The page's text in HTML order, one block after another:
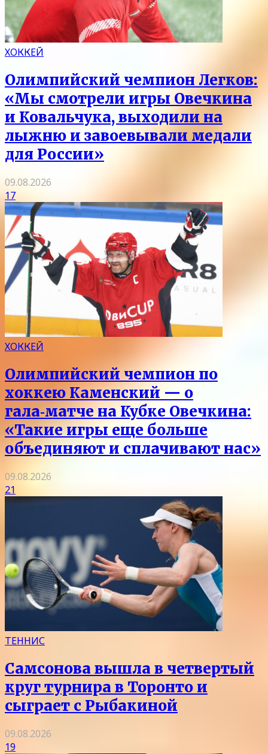
ХОККЕЙ
Олимпийский чемпион Легков:
«Мы смотрели игры Овечкина
и Ковальчука, выходили на
лыжню и завоевывали медали
для России»
09.08.2026
17
ХОККЕЙ
Олимпийский чемпион по
хоккею Каменский — о
гала‑матче на Кубке Овечкина:
«Такие игры еще больше
объединяют и сплачивают нас»
09.08.2026
21
ТЕННИС
Самсонова вышла в четвертый
круг турнира в Торонто и
сыграет с Рыбакиной
09.08.2026
19